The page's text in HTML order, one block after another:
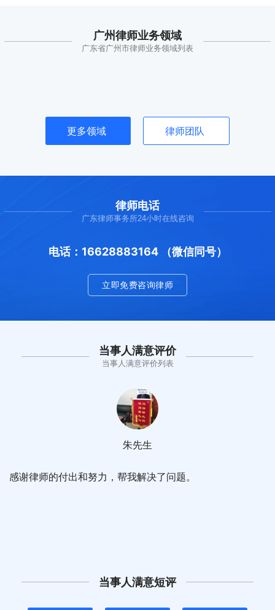
广州律师业务领域
广东省广州市律师业务领域列表
更多领域 律师团队
律师电话
广东律师事务所24小时在线咨询
电话：16628883164 （微信同号）
立即免费咨询律师
当事人满意评价
当事人满意评价列表
感谢律师的付出和努力，帮我解决了问题。
朱先生
当事人满意短评